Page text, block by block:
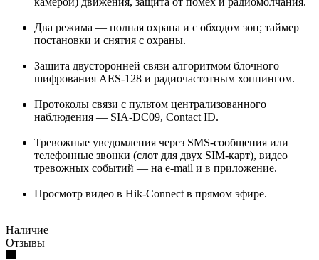
Два режима — полная охрана и с обходом зон; таймер
постановки и снятия с охраны.
Защита двусторонней связи алгоритмом блочного
шифрования AES-128 и радиочастотным хоппингом.
Протоколы связи с пультом централизованного
наблюдения — SIA-DC09, Contact ID.
Тревожные уведомления через SMS-сообщения или
телефонные звонки (слот для двух SIM-карт), видео
тревожных событий — на e-mail и в приложение.
Просмотр видео в Hik-Connect в прямом эфире.
Наличие
Отзывы